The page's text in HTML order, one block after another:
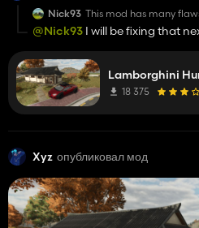
Nick93 This mod has many
wheel animation, the
the rear lights that are
@Nick93 I will be fixing that
Lamborghini
18 375
Xyz опубликовал мод